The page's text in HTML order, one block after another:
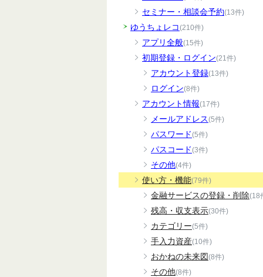
セミナー・相談会予約(13件)
ゆうちょレコ(210件)
アプリ全般(15件)
初期登録・ログイン(21件)
アカウント登録(13件)
ログイン(8件)
アカウント情報(17件)
メールアドレス(5件)
パスワード(5件)
パスコード(3件)
その他(4件)
使い方・機能(79件)
金融サービスの登録・削除(18
残高・収支表示(30件)
カテゴリー(5件)
手入力資産(10件)
おかねの未来図(8件)
その他(8件)